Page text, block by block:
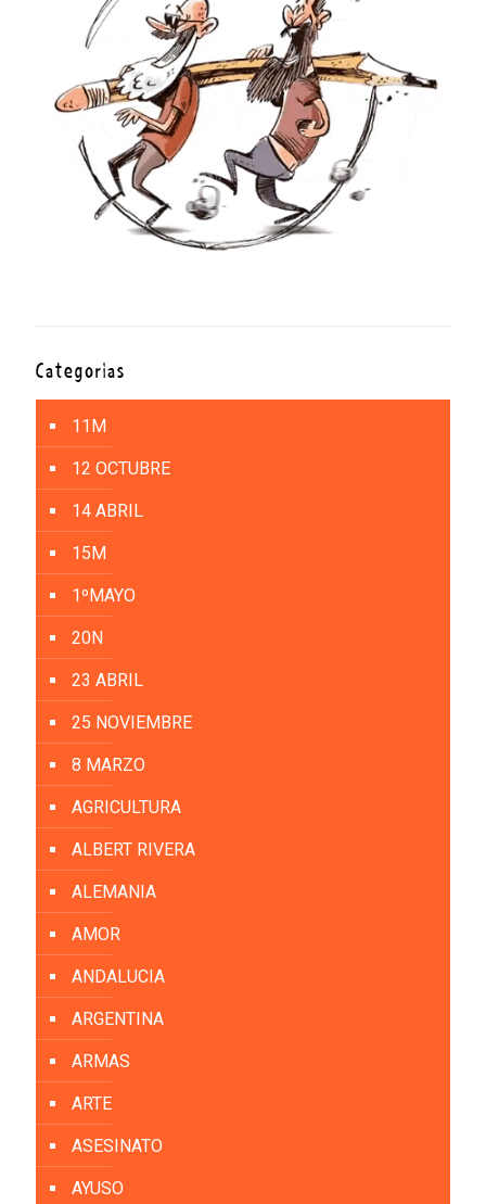
Categorías
11M
12 OCTUBRE
14 ABRIL
15M
1ºMAYO
20N
23 ABRIL
25 NOVIEMBRE
8 MARZO
AGRICULTURA
ALBERT RIVERA
ALEMANIA
AMOR
ANDALUCIA
ARGENTINA
ARMAS
ARTE
ASESINATO
AYUSO